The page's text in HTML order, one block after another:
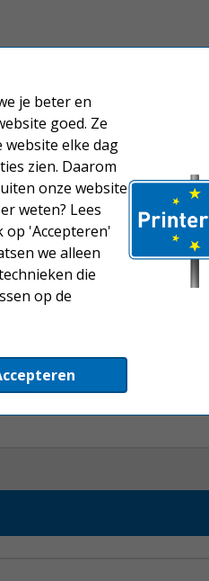
je beter en
goed. Ze
website elke dag
zien. Daarom
onze website
weten? Lees
op 'Accepteren'
we alleen
die
op de